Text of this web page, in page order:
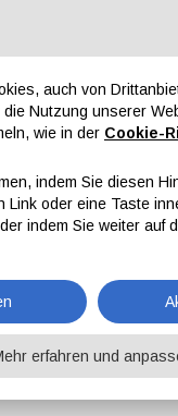
Reservierter
EN IT
Gema Held Its EMEA Distributor Meeting 2023
auch von
die Nutzung unserer
wie in der Cookie-
indem Sie diesen
Link oder eine Taste
indem Sie weiter auf
erfahren und